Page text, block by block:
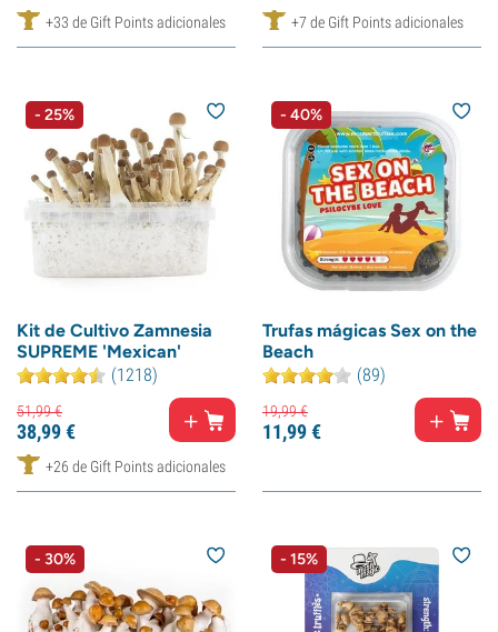
+33 de Gift Points adicionales +7 de Gift Points adicionales
- 25%
Kit de Cultivo Zamnesia
SUPREME 'Mexican'
(1218)
51,99€
38,99€
+26 de Gift Points adicionales
- 40%
Trufas mágicas Sex on the
Beach
(89)
19,99€
11,99€
- 30% - 15%